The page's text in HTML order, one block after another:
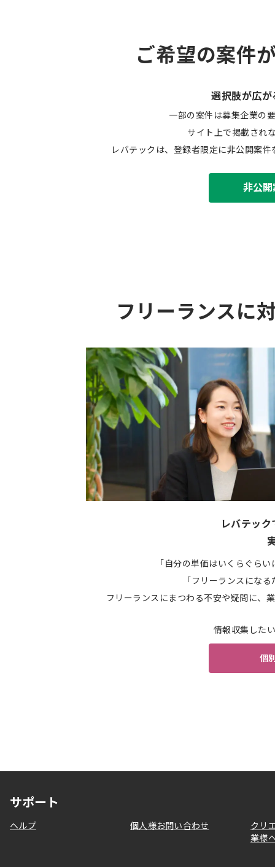
ご希望の案件
選択肢が広が
一部の案件は募集企業の
サイト上で掲載され
レバテックは、登録者限定に非公開案
非公
フリーランスに
レバテッ
「自分の単価はいくらぐら
「フリーランスにな
フリーランスにまつわる不安や疑問に、
情報収集した
個
サポート
ヘルプ 個人様お問い合わせ
クリ
業様